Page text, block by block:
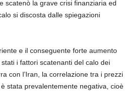
scatenò la grave crisi finanziaria ed
si discosta dalle spiegazioni
e il conseguente forte aumento
i fattori scatenanti del calo dei
con l’Iran, la correlazione tra i prezzi
stata prevalentemente negativa, cioè